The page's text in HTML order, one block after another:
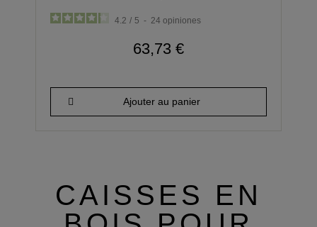
4.2 / 5 - 24 opiniones
63,73 €
Ajouter au panier
CAISSES EN